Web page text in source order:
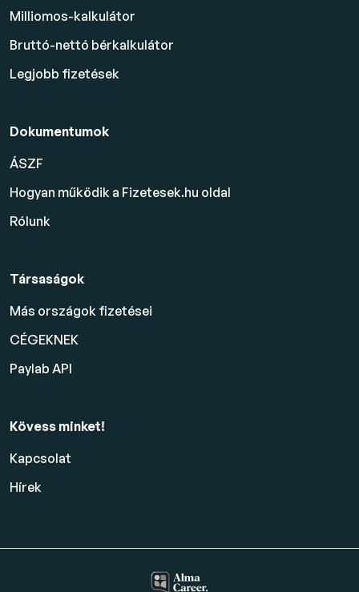
Milliomos-kalkulátor
Bruttó-nettó bérkalkulátor
Legjobb fizetések
Dokumentumok
ÁSZF
Hogyan működik a Fizetesek.hu oldal
Rólunk
Társaságok
Más országok fizetései
CÉGEKNEK
Paylab API
Kövess minket!
Kapcsolat
Hírek